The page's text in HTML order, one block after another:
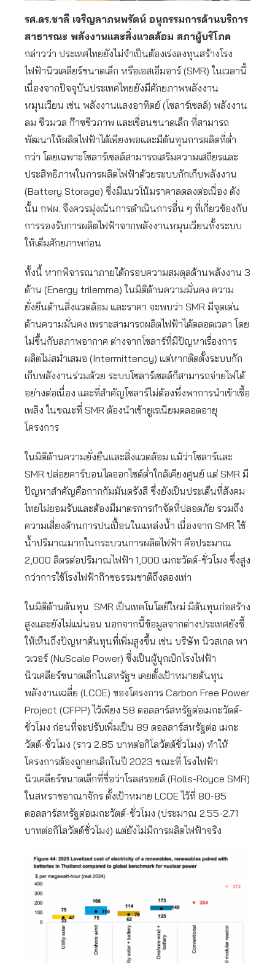
รศ.ดร.ชาลี เจริญลาภนพรัตน์ อนุกรรมการด้านบริการ
สาธารณะ พลังงานและสิ่งแวดล้อม สภาผู้บริโภค
กล่าวว่า ประเทศไทยยังไม่จำเป็นต้องเร่งลงทุนสร้างโรง
ไฟฟ้านิวเคลียร์ขนาดเล็ก หรือเอสเอ็มอาร์ (SMR) ในเวลานี้
เนื่องจากปัจจุบันประเทศไทยยังมีศักยภาพพลังงาน
หมุนเวียน เช่น พลังงานแสงอาทิตย์ (โซลาร์เซลล์) พลังงาน
ลม ชีวมวล ก๊าซชีวภาพ และเขื่อนขนาดเล็ก ที่สามารถ
พัฒนาให้ผลิตไฟฟ้าได้เพียงพอและมีต้นทุนการผลิตที่ต่ำ
กว่า โดยเฉพาะโซลาร์เซลล์สามารถเสริมความเสถียรและ
ประสิทธิภาพในการผลิตไฟฟ้าด้วยระบบกักเก็บพลังงาน
(Battery Storage) ซึ่งมีแนวโน้มราคาลดลงต่อเนื่อง ดัง
นั้น กฟผ. จึงควรมุ่งเน้นการดำเนินการอื่น ๆ ที่เกี่ยวข้องกับ
การรองรับการผลิตไฟฟ้าจากพลังงานหมุนเวียนทั้งระบบ
ให้เต็มศักยภาพก่อน
ทั้งนี้ หากพิจารณาภายใต้กรอบความสมดุลด้านพลังงาน 3
ด้าน (Energy trilemma) ในมิติด้านความมั่นคง ความ
ยั่งยืนด้านสิ่งแวดล้อม และราคา จะพบว่า SMR มีจุดเด่น
ด้านความมั่นคง เพราะสามารถผลิตไฟฟ้าได้ตลอดเวลา โดย
ไม่ขึ้นกับสภาพอากาศ ต่างจากโซลาร์ที่มีปัญหาเรื่องการ
ผลิตไม่สม่ำเสมอ (Intermittency) แต่หากติดตั้งระบบกัก
เก็บพลังงานร่วมด้วย ระบบโซลาร์เซลล์ก็สามารถจ่ายไฟได้
อย่างต่อเนื่อง และที่สำคัญโซลาร์ไม่ต้องพึ่งพาการนำเข้าเชื้อ
เพลิง ในขณะที่ SMR ต้องนำเข้ายูเรเนียมตลอดอายุ
โครงการ
ในมิติด้านความยั่งยืนและสิ่งแวดล้อม แม้ว่าโซลาร์และ
SMR ปล่อยคาร์บอนไดออกไซด์ต่ำใกล้เคียงศูนย์ แต่ SMR มี
ปัญหาสำคัญคือกากกัมมันตรังสี ซึ่งยังเป็นประเด็นที่สังคม
ไทยไม่ยอมรับและต้องมีมาตรการกำจัดที่ปลอดภัย รวมถึง
ความเสี่ยงด้านการปนเปื้อนในแหล่งน้ำ เนื่องจาก SMR ใช้
น้ำปริมาณมากในกระบวนการผลิตไฟฟ้า คือประมาณ
2,000 ลิตรต่อปริมาณไฟฟ้า 1,000 เมกะวัตต์-ชั่วโมง ซึ่งสูง
กว่าการใช้โรงไฟฟ้าก๊าซธรรมชาติถึงสองเท่า
ในมิติด้านต้นทุน SMR เป็นเทคโนโลยีใหม่ มีต้นทุนก่อสร้าง
สูงและยังไม่แน่นอน นอกจากนี้ข้อมูลจากต่างประเทศยังชี้
ให้เห็นถึงปัญหาต้นทุนที่เพิ่มสูงขึ้น เช่น บริษัท นิวสเกล พา
วเวอร์ (NuScale Power) ซึ่งเป็นผู้บุกเบิกโรงไฟฟ้า
นิวเคลียร์ขนาดเล็กในสหรัฐฯ เคยตั้งเป้าหมายต้นทุน
พลังงานเฉลี่ย (LCOE) ของโครงการ Carbon Free Power
Project (CFPP) ไว้เพียง 58 ดอลลาร์สหรัฐต่อเมกะวัตต์-
ชั่วโมง ก่อนที่จะปรับเพิ่มเป็น 89 ดอลลาร์สหรัฐต่อ เมกะ
วัตต์-ชั่วโมง (ราว 2.85 บาทต่อกิโลวัตต์ชั่วโมง) ทำให้
โครงการต้องถูกยกเลิกในปี 2023 ขณะที่ โรงไฟฟ้า
นิวเคลียร์ขนาดเล็กที่ชื่อว่าโรลสรอยส์ (Rolls-Royce SMR)
ในสหราชอาณาจักร ตั้งเป้าหมาย LCOE ไว้ที่ 80-85
ดอลลาร์สหรัฐต่อเมกะวัตต์-ชั่วโมง (ประมาณ 2.55-2.71
บาทต่อกิโลวัตต์ชั่วโมง) แต่ยังไม่มีการผลิตไฟฟ้าจริง